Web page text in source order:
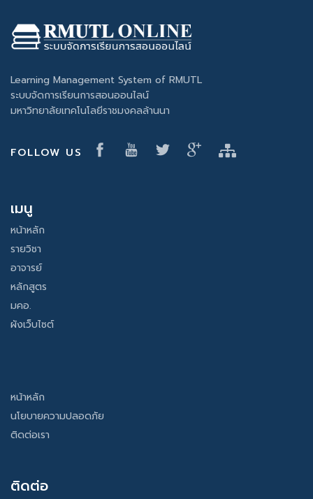
Learning Management System of RMUTL
ระบบจัดการเรียนการสอนออนไลน์
มหาวิทยาลัยเทคโนโลยีราชมงคลล้านนา
FOLLOW US
เมนู
หน้าหลัก
รายวิชา
อาจารย์
หลักสูตร
มคอ.
ผังเว็บไซต์
หน้าหลัก
นโยบายความปลอดภัย
ติดต่อเรา
ติดต่อ